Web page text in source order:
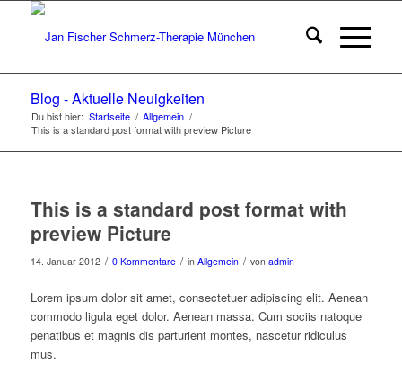
Blog - Aktuelle Neuigkeiten
Du bist hier: Startseite / Allgemein /
This is a standard post format with preview Picture
This is a standard post format with
preview Picture
14. Januar 2012 / 0 Kommentare / in Allgemein / von admin
Lorem ipsum dolor sit amet, consectetuer adipiscing elit. Aenean
commodo ligula eget dolor. Aenean massa. Cum sociis natoque
penatibus et magnis dis parturient montes, nascetur ridiculus
mus.